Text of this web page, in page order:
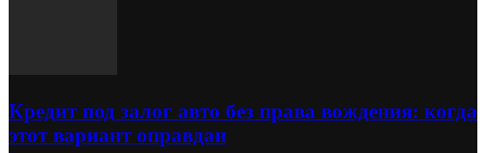
Кредит под залог авто без права вождения: когда
этот вариант оправдан